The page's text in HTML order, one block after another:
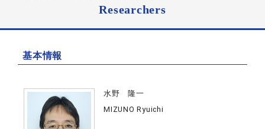
Researchers
基本情報
水野 隆一
MIZUNO Ryuichi